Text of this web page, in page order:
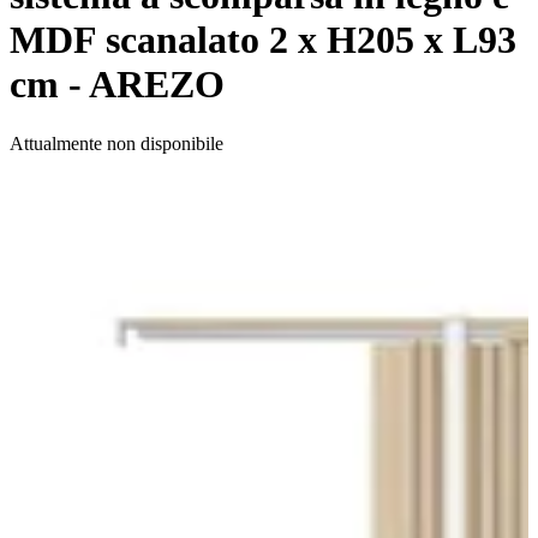
MDF scanalato 2 x H205 x L93
cm - AREZO
Attualmente non disponibile